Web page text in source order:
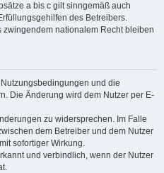
a bis c gilt sinngemäß auch
des Betreibers.
nationalem Recht bleiben
und die
Die Änderung wird dem Nutzer per E-
zu widersprechen. Im Falle
dem Betreiber und dem Nutzer
sofortiger Wirkung.
und verbindlich, wenn der Nutzer